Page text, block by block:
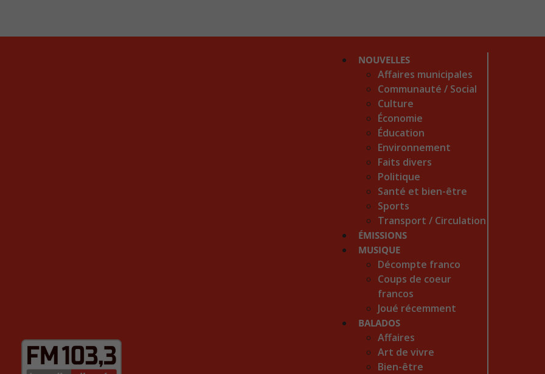
NOUVELLES
Affaires municipales
Communauté / Social
Culture
Économie
Éducation
Environnement
Faits divers
Politique
Santé et bien-être
Sports
Transport / Circulation
ÉMISSIONS
MUSIQUE
Décompte franco
Coups de coeur
francos
Joué récemment
BALADOS
Affaires
Art de vivre
Bien-être